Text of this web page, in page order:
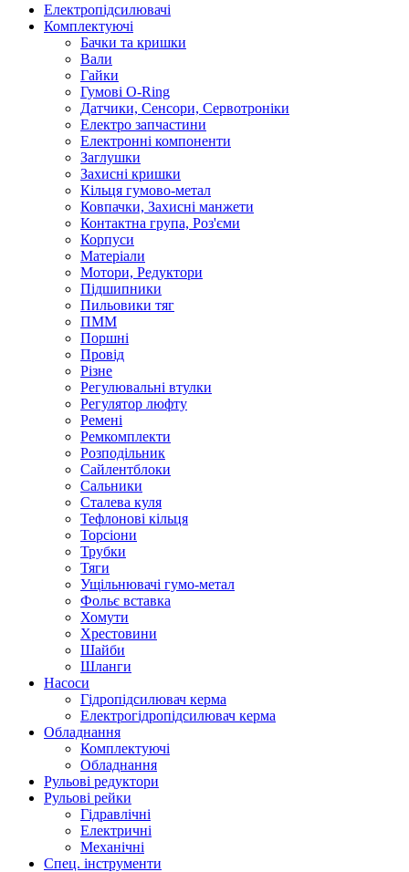
Електропідсилювачі
Комплектуючі
Бачки та кришки
Вали
Гайки
Гумові O-Ring
Датчики, Сенсори, Сервотроніки
Електро запчастини
Електронні компоненти
Заглушки
Захисні кришки
Кільця гумово-метал
Ковпачки, Захисні манжети
Контактна група, Роз'єми
Корпуси
Матеріали
Мотори, Редуктори
Підшипники
Пильовики тяг
ПММ
Поршні
Провід
Різне
Регулювальні втулки
Регулятор люфту
Ремені
Ремкомплекти
Розподільник
Сайлентблоки
Сальники
Сталева куля
Тефлонові кільця
Торсіони
Трубки
Тяги
Ущільнювачі гумо-метал
Фольє вставка
Хомути
Хрестовини
Шайби
Шланги
Насоси
Гідропідсилювач керма
Електрогідропідсилювач керма
Обладнання
Комплектуючі
Обладнання
Рульові редуктори
Рульові рейки
Гідравлічні
Електричні
Механічні
Спец. інструменти